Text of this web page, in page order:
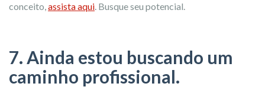
conceito,assista aqui. Busque seu potencial.
7. Ainda estou buscando um
caminho profissional.